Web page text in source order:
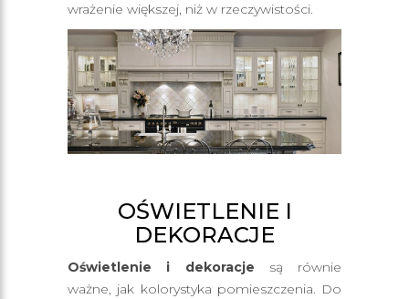
wrażenie większej, niż w rzeczywistości.
OŚWIETLENIE I
DEKORACJE
Oświetlenie i dekoracje są równie
ważne, jak kolorystyka pomieszczenia. Do